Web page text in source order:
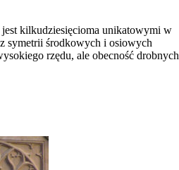
jest kilkudziesięcioma unikatowymi w
symetrii środkowych i osiowych
rzędu, ale obecność drobnych